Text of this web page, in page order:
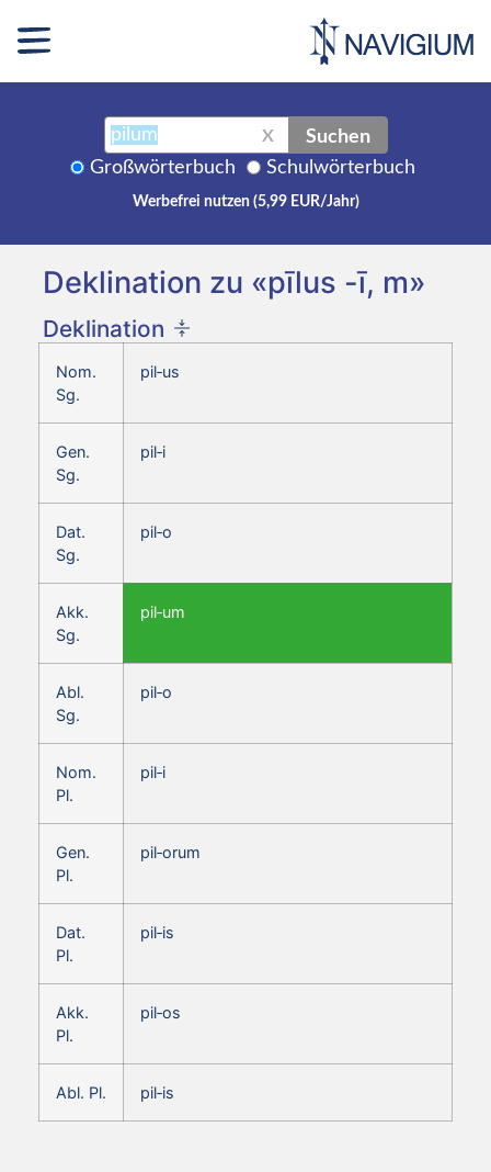
X Suchen
Großwörterbuch Schulwörterbuch
Werbefrei nutzen (5,99 EUR/Jahr)
Deklination zu «pīlus -ī, m»
Deklination
Nom.
Sg.
pil‑us
Gen.
Sg.
pil‑i
Dat.
Sg.
pil‑o
Akk.
Sg.
pil‑um
Abl.
Sg.
pil‑o
Nom.
Pl.
pil‑i
Gen.
Pl.
pil‑orum
Dat.
Pl.
pil‑is
Akk.
Pl.
pil‑os
Abl. Pl. pil‑is